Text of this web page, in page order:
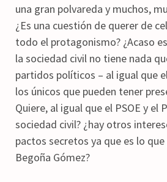
una gran polvareda y muchos,
¿Es una cuestión de querer de
todo el protagonismo? ¿Acaso
la sociedad civil no tiene nada
partidos políticos – al igual que
los únicos que pueden tener
Quiere, al igual que el PSOE y el
sociedad civil? ¿hay otros
pactos secretos ya que es lo
Begoña Gómez?